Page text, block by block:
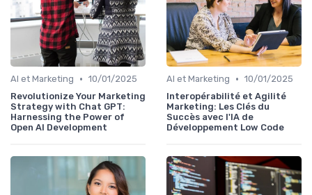
AI et Marketing • 10/01/2025
Revolutionize Your Marketing
Strategy with Chat GPT:
Harnessing the Power of
Open AI Development
AI et Marketing • 10/01/2025
Interopérabilité et Agilité
Marketing: Les Clés du
Succès avec l'IA de
Développement Low Code